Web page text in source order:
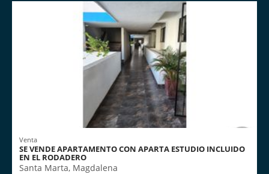
Venta
SE VENDE APARTAMENTO CON APARTA ESTUDIO INCLUIDO
EN EL RODADERO
Santa Marta, Magdalena